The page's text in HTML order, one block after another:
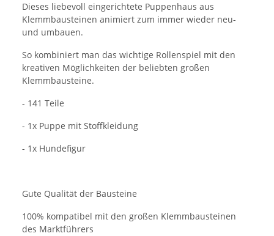
Dieses liebevoll eingerichtete Puppenhaus aus
Klemmbausteinen animiert zum immer wieder neu-
und umbauen.
So kombiniert man das wichtige Rollenspiel mit den
kreativen Möglichkeiten der beliebten großen
Klemmbausteine.
- 141 Teile
- 1x Puppe mit Stoffkleidung
- 1x Hundefigur
Gute Qualität der Bausteine
100% kompatibel mit den großen Klemmbausteinen
des Marktführers